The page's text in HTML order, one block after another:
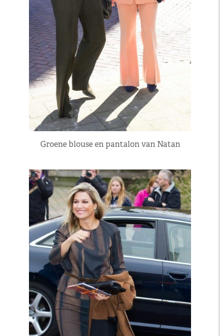
Groene blouse en pantalon van Natan